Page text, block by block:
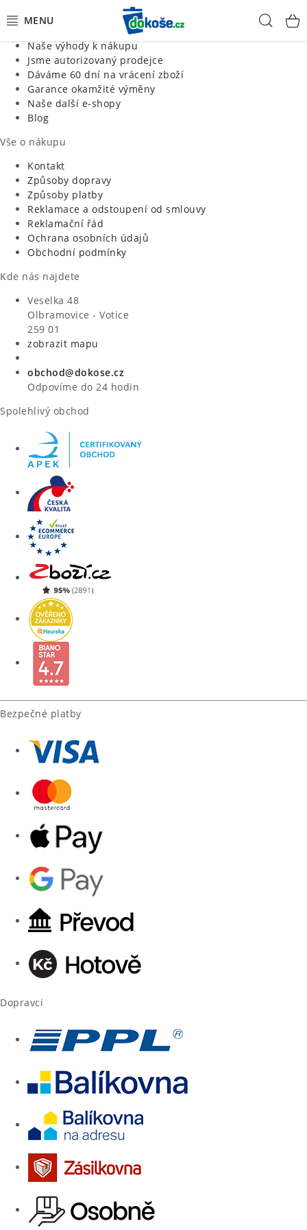
Jsme tradiční česká firma
Naše výhody k nákupu
Jsme autorizovaný prodejce
Dáváme 60 dní na vrácení zboží
Garance okamžité výměny
Naše další e-shopy
Blog
Vše o nákupu
Kontakt
Způsoby dopravy
Způsoby platby
Reklamace a odstoupení od smlouvy
Reklamační řád
Ochrana osobních údajů
Obchodní podmínky
Kde nás najdete
Veselka 48
Olbramovice - Votice
259 01
zobrazit mapu
obchod@dokose.cz
Odpovíme do 24 hodin
Spolehlivý obchod
Bezpečné platby
Dopravci
KOŠE
SÁČKY
KUCHYNĚ
ORGANIZACE
DOMÁCNOST
ÚKLID
VÝPRODEJ
ZNAČKY
Úvod Kontakt Blog
Moje objednávka